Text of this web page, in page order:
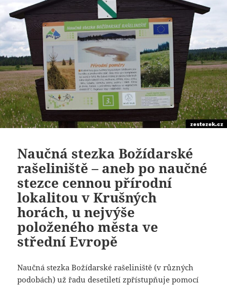
Naučná stezka Božídarské
rašeliniště – aneb po naučné
stezce cennou přírodní
lokalitou v Krušných
horách, u nejvýše
položeného města ve
střední Evropě
Naučná stezka Božídarské rašeliniště (v různých
podobách) už řadu desetiletí zpřístupňuje pomocí